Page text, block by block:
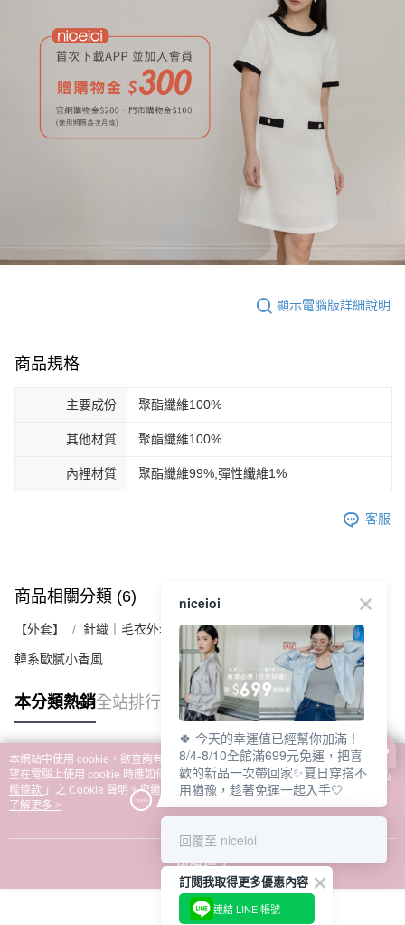
顯示電腦版詳細說明
商品規格
主要成份 聚酯纖維100%
其他材質 聚酯纖維100%
內裡材質 聚酯纖維99%,彈性纖維1%
客服
商品相關分類 (6) 查看全部
【外套】 針織｜毛衣外套
韓系歐膩小香風
本分類熱銷全站排行
熱門標籤
本網站中使用 cookie，欲查詢有關本網站使用 cookie 方式之詳情，及若您不希
望在電腦上使用 cookie 時應如何變更電腦的 cookie 設定，請參閱本網站「
隱私
權條款 」之 Cookie 聲明。您繼續使用本網站即表示您同意本公司得按本網站使
用條款之 Cookie 聲明使用 cookie。
了解更多 >
我知道了
niceioi
🍀 今天的幸運值已經幫你加滿！
8/4-8/10全館滿699元免運，把喜
歡的新品一次帶回家✨夏日穿搭不
用猶豫，趁著免運一起入手🤍
回覆至 niceioi
訂閱我取得更多優惠內容
連結 LINE 帳號